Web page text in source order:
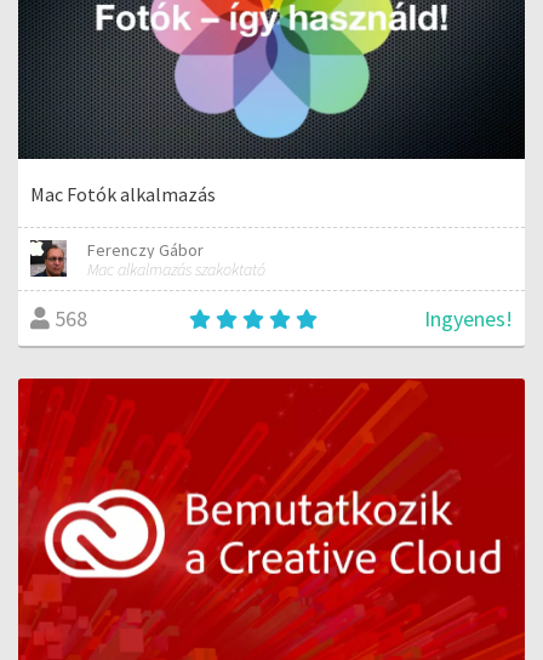
Mac Fotók alkalmazás
Ferenczy Gábor
Mac alkalmazás szakoktató
568 Ingyenes!